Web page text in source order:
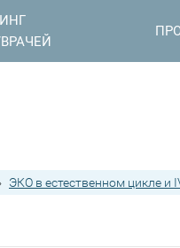
ЭКО в естественном цикле и